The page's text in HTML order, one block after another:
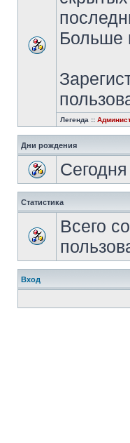
Больше
Легенда ::
Дни рождения
Статистика
Всего
Вход